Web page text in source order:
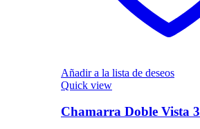
Añadir a la lista de deseos
Quick view
Chamarra Doble Vista 3